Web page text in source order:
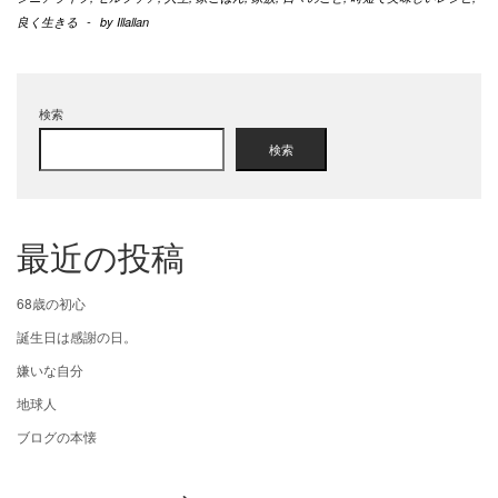
良く生きる - by Illallan
検索
検索
最近の投稿
68歳の初心
誕生日は感謝の日。
嫌いな自分
地球人
ブログの本懐